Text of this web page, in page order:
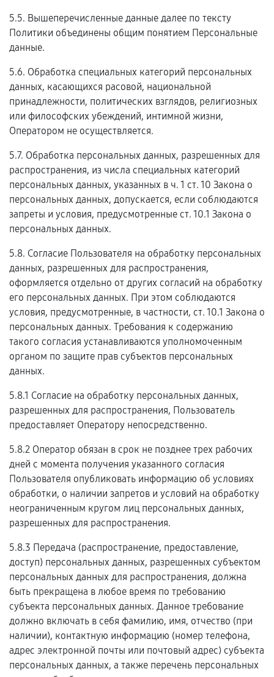
5.5. Вышеперечисленные данные далее по тексту
Политики объединены общим понятием Персональные
данные.
5.6. Обработка специальных категорий персональных
данных, касающихся расовой, национальной
принадлежности, политических взглядов, религиозных
или философских убеждений, интимной жизни,
Оператором не осуществляется.
5.7. Обработка персональных данных, разрешенных для
распространения, из числа специальных категорий
персональных данных, указанных в ч. 1 ст. 10 Закона о
персональных данных, допускается, если соблюдаются
запреты и условия, предусмотренные ст. 10.1 Закона о
персональных данных.
5.8. Согласие Пользователя на обработку персональных
данных, разрешенных для распространения,
оформляется отдельно от других согласий на обработку
его персональных данных. При этом соблюдаются
условия, предусмотренные, в частности, ст. 10.1 Закона о
персональных данных. Требования к содержанию
такого согласия устанавливаются уполномоченным
органом по защите прав субъектов персональных
данных.
5.8.1 Согласие на обработку персональных данных,
разрешенных для распространения, Пользователь
предоставляет Оператору непосредственно.
5.8.2 Оператор обязан в срок не позднее трех рабочих
дней с момента получения указанного согласия
Пользователя опубликовать информацию об условиях
обработки, о наличии запретов и условий на обработку
неограниченным кругом лиц персональных данных,
разрешенных для распространения.
5.8.3 Передача (распространение, предоставление,
доступ) персональных данных, разрешенных субъектом
персональных данных для распространения, должна
быть прекращена в любое время по требованию
субъекта персональных данных. Данное требование
должно включать в себя фамилию, имя, отчество (при
наличии), контактную информацию (номер телефона,
адрес электронной почты или почтовый адрес) субъекта
персональных данных, а также перечень персональных